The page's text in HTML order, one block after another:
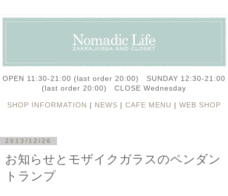
OPEN 11:30-21:00 (last order 20:00) SUNDAY 12:30-21:00
(last order 20:00) CLOSE Wednesday
SHOP INFORMATION | NEWS | CAFE MENU | WEB SHOP
2013/12/26
お知らせとモザイクガラスのペンダン
トランプ